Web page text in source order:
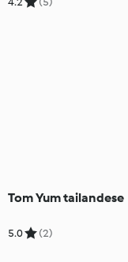
Tom Yum tailandese
5.0 (2)